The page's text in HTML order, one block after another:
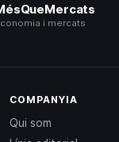
i mercats
COMPANYIA
Qui som